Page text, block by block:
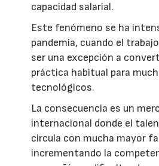
capacidad salarial.
Este fenómeno se ha
pandemia, cuando el
ser una excepción a
práctica habitual para
tecnológicos.
La consecuencia es un
internacional donde el
circula con mucha mayor
incrementando la